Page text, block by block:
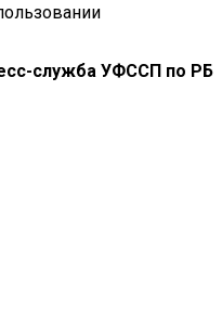
служба УФССП по РБ